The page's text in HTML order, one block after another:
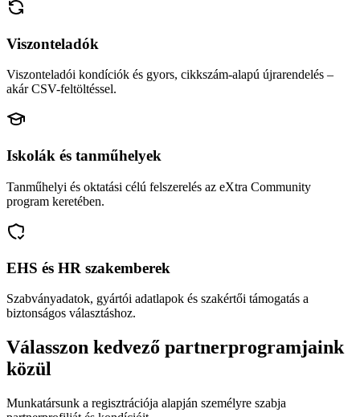
Viszonteladók
Viszonteladói kondíciók és gyors, cikkszám-alapú újrarendelés –
akár CSV-feltöltéssel.
Iskolák és tanműhelyek
Tanműhelyi és oktatási célú felszerelés az eXtra Community
program keretében.
EHS és HR szakemberek
Szabványadatok, gyártói adatlapok és szakértői támogatás a
biztonságos választáshoz.
Válasszon kedvező partnerprogramjaink
közül
Munkatársunk a regisztrációja alapján személyre szabja